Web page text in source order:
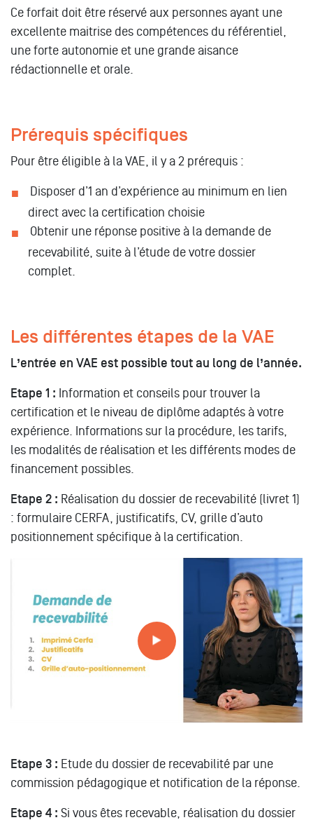
Ce forfait doit être réservé aux personnes ayant une
excellente maitrise des compétences du référentiel,
une forte autonomie et une grande aisance
rédactionnelle et orale.
Prérequis spécifiques
Pour être éligible à la VAE, il y a 2 prérequis :
Disposer d’1 an d’expérience au minimum en lien
direct avec la certification choisie
Obtenir une réponse positive à la demande de
recevabilité, suite à l’étude de votre dossier
complet.
Les différentes étapes de la VAE
L’entrée en VAE est possible tout au long de l’année.
Etape 1 : Information et conseils pour trouver la
certification et le niveau de diplôme adaptés à votre
expérience. Informations sur la procédure, les tarifs,
les modalités de réalisation et les différents modes de
financement possibles.
Etape 2 : Réalisation du dossier de recevabilité (livret 1)
: formulaire CERFA, justificatifs, CV, grille d’auto
positionnement spécifique à la certification.
Comment constituer votre dossier de recevabilité à la
Etape 3 : Etude du dossier de recevabilité par une
commission pédagogique et notification de la réponse.
Etape 4 : Si vous êtes recevable, réalisation du dossier